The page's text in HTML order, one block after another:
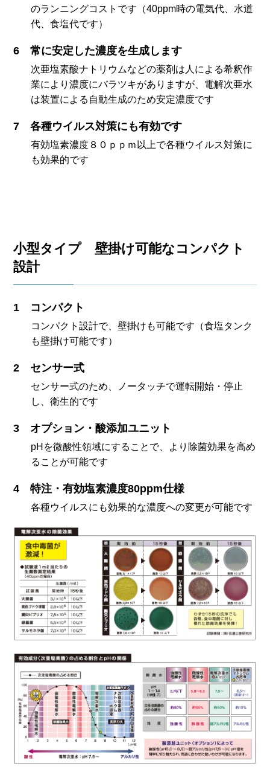
のランニングコストです（40ppm時の電気代、水道
代、食塩代です）
常に安定した濃度を生成します
次亜塩素酸ナトリウムなどの薬剤は人による希釈作
業により濃度にバラツキがありますが、電解次亜水
は装置による自動生成のため安定濃度です
各種ウイルス対策にも有効です
有効塩素濃度８０ｐｐｍ以上で各種ウイルス対策に
も効果的です
小型タイプ 壁掛け可能なコンパクト
設計
コンパクト
コンパクト設計で、壁掛けも可能です（食塩タンク
も壁掛け可能です）
センサー式
センサー式のため、ノータッチで運転開始・停止
し、衛生的です
オプション・酸添加ユニット
pHを微酸性領域にすることで、より除菌効果を高め
ることが可能です
特注・有効塩素濃度80ppm仕様
各種ウイルスにも効果的な濃度への変更が可能です